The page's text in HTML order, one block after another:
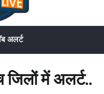
अलर्ट
में अलर्ट..